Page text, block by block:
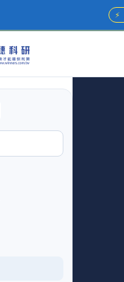
⚡